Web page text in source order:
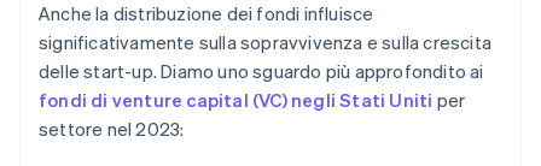
Anche la distribuzione dei fondi influisce
significativamente sulla sopravvivenza e sulla crescita
delle start-up. Diamo uno sguardo più approfondito ai
fondi di venture capital (VC) negli Stati Uniti per
settore nel 2023: